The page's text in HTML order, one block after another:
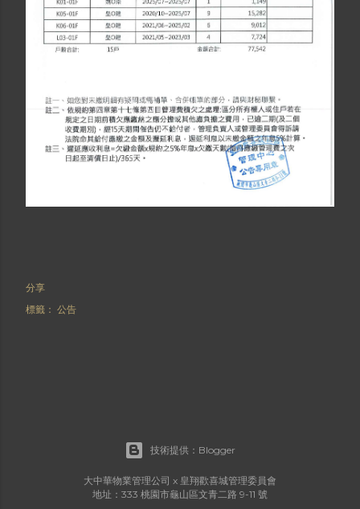
分享
標籤： 公告
技術提供：Blogger
大中華物業管理公司 x 皇翔歡喜城管理委員會
地址：333 桃園市龜山區文青二路 9-11 號